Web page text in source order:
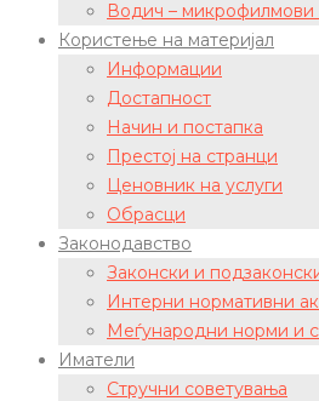
Водич – микрофилмови
Користење на материјал
Информации
Достапност
Начин и постапка
Престој на странци
Ценовник на услуги
Обрасци
Законодавство
Законски и
Интерни нормативни
Меѓународни норми и
Иматели
Стручни советувања